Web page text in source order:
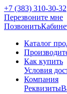
+7 (383) 310-30-32
Перезвоните мне
Позвонить
Каталог
Как купить
Условия
Компания
Реквизиты